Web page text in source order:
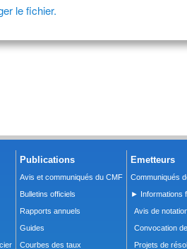
le fichier.
Publications
Avis et communiqués du CMF
Bulletins officiels
Rapports annuels
Guides
Courbes des taux
Emetteurs
Communiqués
► Informations
Avis de
Convocation
Projets de